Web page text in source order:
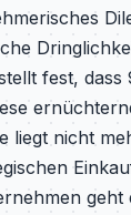
fest,
liegt nicht